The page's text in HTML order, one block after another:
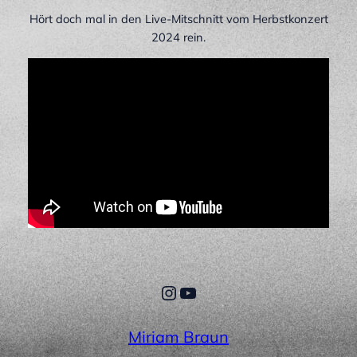
Hört doch mal in den Live-Mitschnitt vom Herbstkonzert
2024 rein.
Instagram
YouTube
Miriam Braun